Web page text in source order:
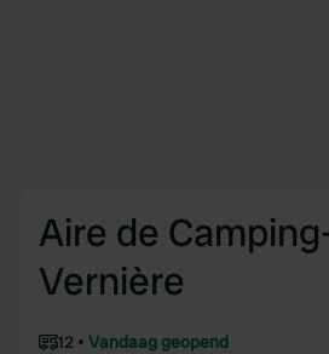
Aire de
Vernière
12
Vandaag geopend